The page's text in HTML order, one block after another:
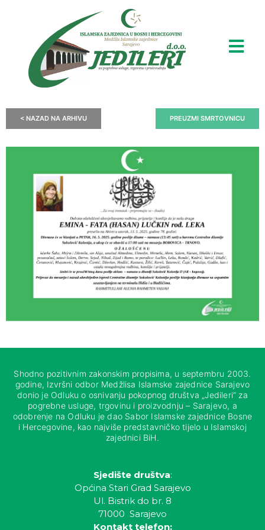
< NAZAD NA ARHIVU PREUZMI SMRTOVNICU
Shodno pozitivnim zakonskim propisima, u septembru 2003.
godine, Izvršni odbor Medžlisa Islamske zajednice Sarajevo
donio je Odluku o osnivanju pokopnog društva „Jedileri“ za
pogrebne usluge, trgovinu i proizvodnju – Sarajevo, a
odobrenje na Odluku je dao Sabor Islamske zajednice Bosne
i Hercegovine, kao najviše predstavničko tijelo u Islamskoj
zajednici BiH.
Sjedište društva:
Općina Stari Grad Sarajevo
Ul. Bistrik do br. 8
71000 Sarajevo
Kontakt telefon: